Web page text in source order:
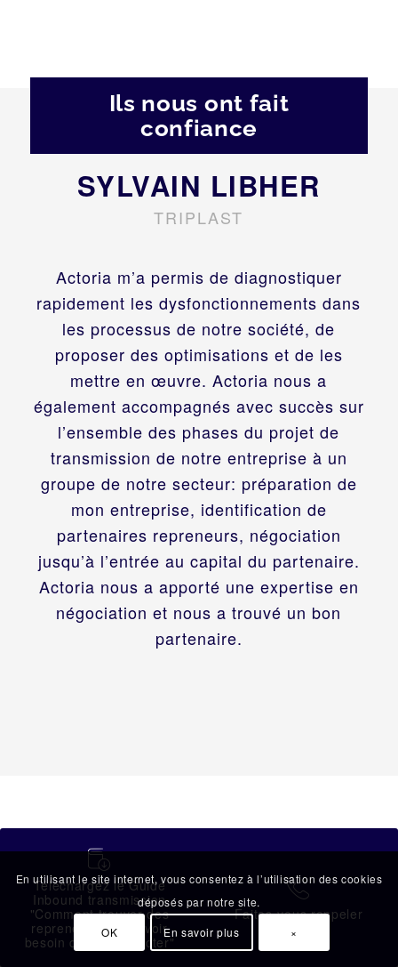
Ils nous ont fait
confiance
Actoria m’a permis de diagnostiquer
rapidement les dysfonctionnements dans
les processus de notre société, de
proposer des optimisations et de les
mettre en œuvre. Actoria nous a
également accompagnés avec succès sur
l’ensemble des phases du projet de
transmission de notre entreprise à un
groupe de notre secteur: préparation de
mon entreprise, identification de
partenaires repreneurs, négociation
jusqu’à l’entrée au capital du partenaire.
Actoria nous a apporté une expertise en
négociation et nous a trouvé un bon
partenaire.
SYLVAIN LIBHER
TRIPLAST
[insert_page_content page_id="7656"]
蠟
Téléchargez le Guide
Inbound transmission
"Comment trouver des
repreneurs sans avoir
besoin de les contacter"
拉
Faites-vous rappeler
En utilisant le site internet, vous consentez à l’utilisation des cookies
déposés par notre site.
OK En savoir plus ×